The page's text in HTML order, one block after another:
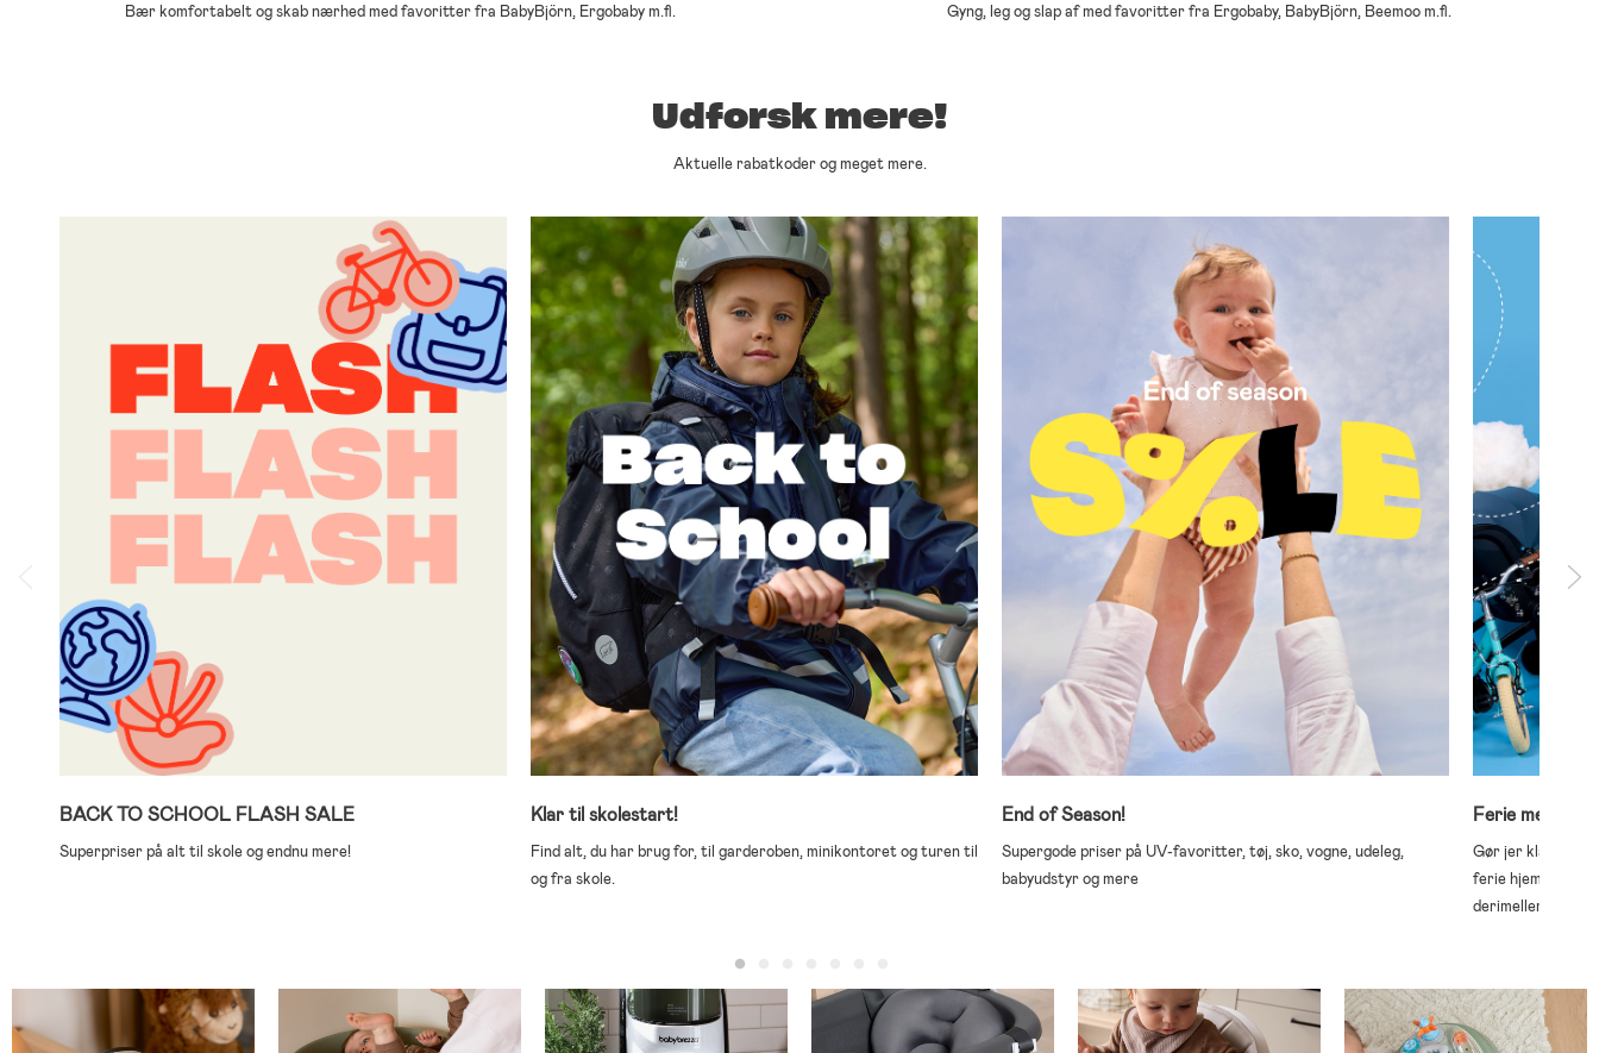
Bær komfortabelt og skab nærhed med favoritter fra BabyBjörn, Ergobaby m.fl. Gyng, leg og slap af med favoritter fra Ergobaby, BabyBjörn, Beemoo m.fl.
Udforsk mere!
Aktuelle rabatkoder og meget mere.
BACK TO SCHOOL FLASH SALE
Superpriser på alt til skole og endnu mere!
Klar til skolestart!
Find alt, du har brug for, til garderoben, minikontoret og turen til
og fra skole.
End of Season!
Supergode priser på UV-favoritter, tøj, sko, vogne, udeleg,
babyudstyr og mere
Ferie med børn
Gør jer klar til
ferie hjemme,
derimellem.